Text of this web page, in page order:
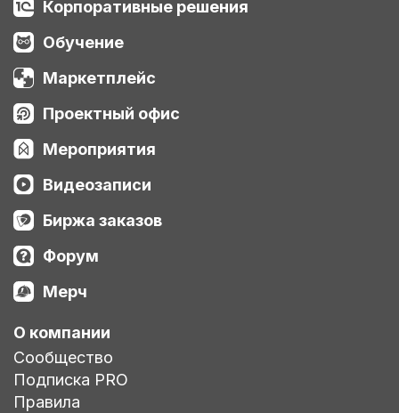
Корпоративные решения
Обучение
Маркетплейс
Проектный офис
Мероприятия
Видеозаписи
Биржа заказов
Форум
Мерч
О компании
Сообщество
Подписка PRO
Правила